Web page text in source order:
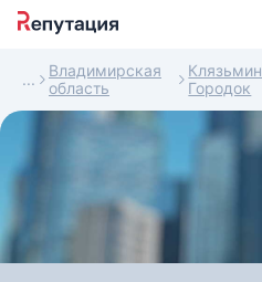
Владимирская
область
Городок